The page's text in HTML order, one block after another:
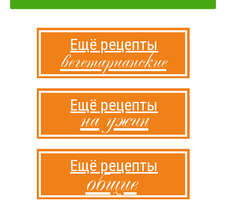
Ещё рецепты
вегетарианские
Ещё рецепты
на ужин
Ещё рецепты
общие